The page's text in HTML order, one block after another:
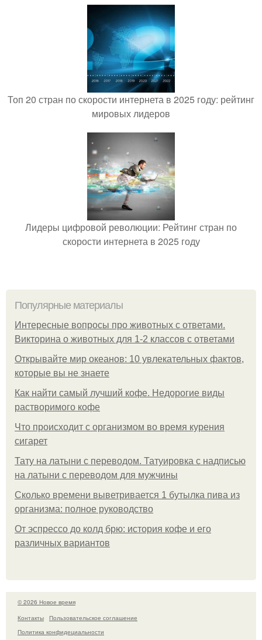
Топ 20 стран по скорости интернета в 2025 году: рейтинг
мировых лидеров
Лидеры цифровой революции: Рейтинг стран по
скорости интернета в 2025 году
Популярные материалы
Интересные вопросы про животных с ответами.
Викторина о животных для 1-2 классов с ответами
Открывайте мир океанов: 10 увлекательных фактов,
которые вы не знаете
Как найти самый лучший кофе. Недорогие виды
растворимого кофе
Что происходит с организмом во время курения
сигарет
Тату на латыни с переводом. Татуировка с надписью
на латыни с переводом для мужчины
Сколько времени выветривается 1 бутылка пива из
организма: полное руководство
От эспрессо до колд брю: история кофе и его
различных вариантов
© 2026 Новое время
Контакты
Пользовательское соглашение
Политика конфидециальности